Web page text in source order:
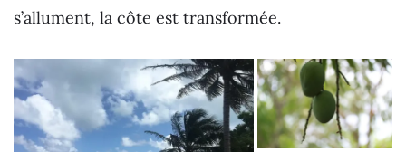
s’allument, la côte est transformée.